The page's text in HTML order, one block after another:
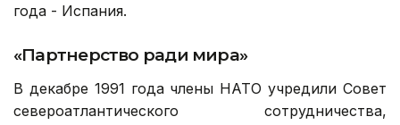
года - Испания.
«Партнерство ради мира»
В декабре 1991 года члены НАТО учредили Совет
североатлантического сотрудничества,